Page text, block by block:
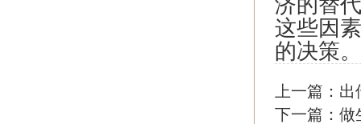
济的替
这些因
的决策。
上一篇： 出
下一篇： 做